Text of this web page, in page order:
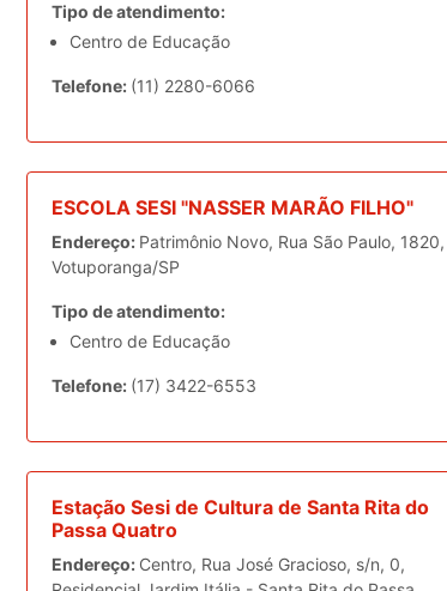
Tipo de atendimento:
Centro de Educação
Telefone: (11) 2280-6066
ESCOLA SESI "NASSER MARÃO FILHO"
Endereço: Patrimônio Novo, Rua São Paulo,
Votuporanga/SP
Tipo de atendimento:
Centro de Educação
Telefone: (17) 3422-6553
Estação Sesi de Cultura de Santa Rita do
Passa Quatro
Endereço: Centro, Rua José Gracioso, s/n, 0,